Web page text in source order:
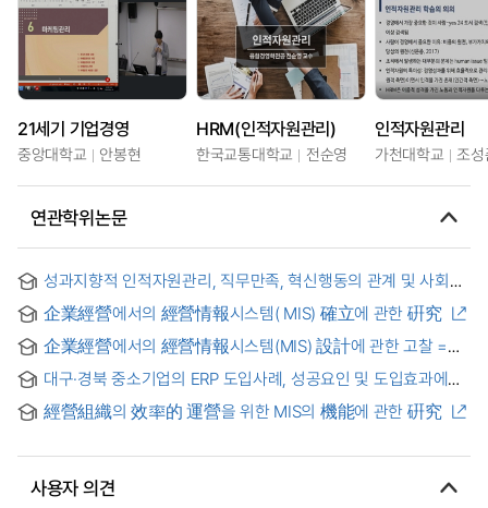
21세기 기업경영
중앙대학교 안봉현
HRM(인적자원관리)
한국교통대학교 전순영
인적자원관리
가천대학교 조
연관학위논문
성과지향적 인적자원관리, 직무만족, 혁신행동의 관계 및 사회적
자본의 조절효과 : 중소기업을 중심으로 = The relationships
among performance-oriented human resource
management, job satisfaction and innovative behavior, and
the moderating effect of social capital in small business
企業經營에서의 經營情報시스템( MIS) 確立에 관한 硏究
企業經營에서의 經營情報시스템(MIS) 設計에 관한 고찰 =
(A) Survey on the plan of management Information System
for Business Management
대구·경북 중소기업의 ERP 도입사례, 성공요인 및 도입효과에
관한 연구
經營組織의 效率的 運營을 위한 MIS의 機能에 관한 硏究
사용자 의견